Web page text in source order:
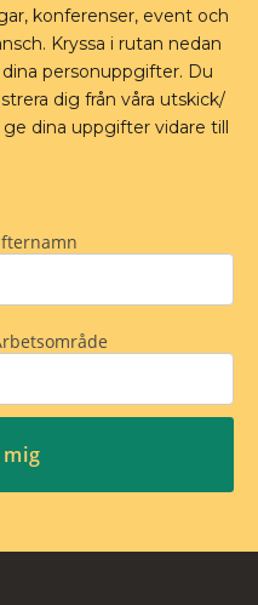
konferenser, event och
Kryssa i rutan nedan
personuppgifter. Du
dig från våra utskick/
dina uppgifter vidare till